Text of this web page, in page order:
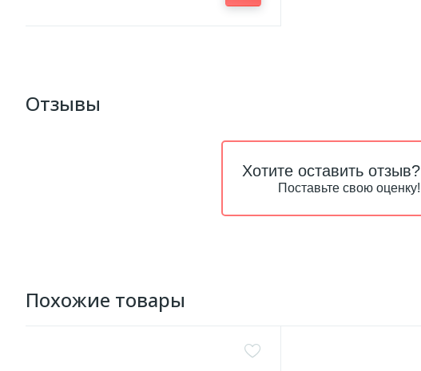
Отзывы
Хотите оставить отзыв?
Поставьте свою оценку!
Похожие товары